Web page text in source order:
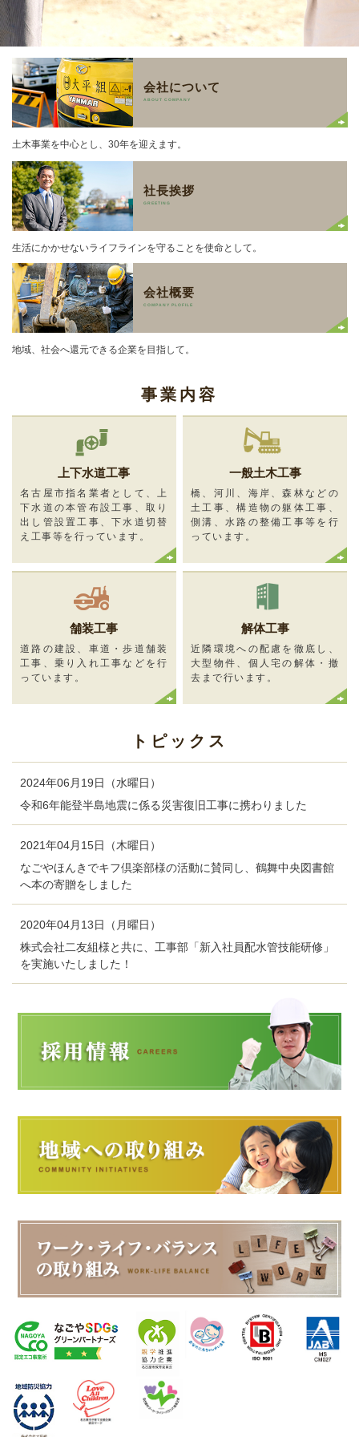
会社について
ABOUT COMPANY
土木事業を中心とし、30年を迎えます。
社長挨拶
GREETING
生活にかかせないライフラインを守ることを使命として。
会社概要
COMPANY PLOFILE
地域、社会へ還元できる企業を目指して。
事業内容
上下水道工事
名古屋市指名業者として、上
下水道の本管布設工事、取り
出し管設置工事、下水道切替
え工事等を行っています。
一般土木工事
橋、河川、海岸、森林などの
土工事、構造物の躯体工事、
側溝、水路の整備工事等を行
っています。
舗装工事
道路の建設、車道・歩道舗装
工事、乗り入れ工事などを行
っています。
解体工事
近隣環境への配慮を徹底し、
大型物件、個人宅の解体・撤
去まで行います。
トピックス
2024年06月19日（水曜日）
令和6年能登半島地震に係る災害復旧工事に携わりました
2021年04月15日（木曜日）
なごやほんきでキフ倶楽部様の活動に賛同し、鶴舞中央図書館
へ本の寄贈をしました
2020年04月13日（月曜日）
株式会社二友組様と共に、工事部「新入社員配水管技能研修」
を実施いたしました！